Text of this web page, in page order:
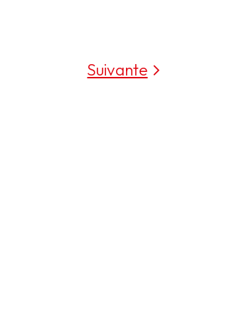
Suivante